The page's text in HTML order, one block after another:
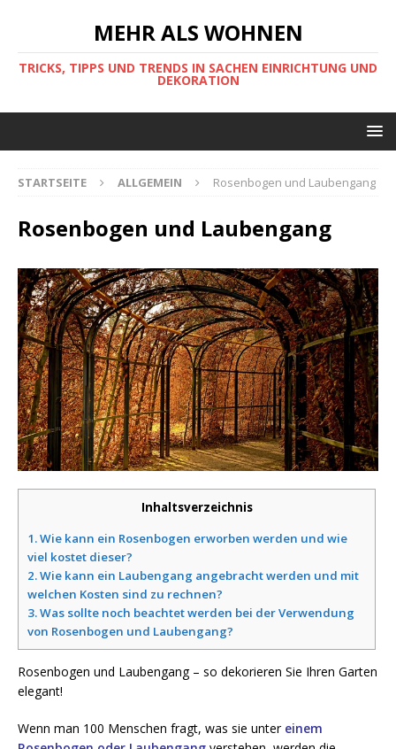
MEHR ALS WOHNEN
TRICKS, TIPPS UND TRENDS IN SACHEN EINRICHTUNG UND
DEKORATION
STARTSEITE ALLGEMEIN Rosenbogen und Laubengang
Rosenbogen und Laubengang
Inhaltsverzeichnis
1.Wie kann ein Rosenbogen erworben werden und wie
viel kostet dieser?
2.Wie kann ein Laubengang angebracht werden und mit
welchen Kosten sind zu rechnen?
3.Was sollte noch beachtet werden bei der Verwendung
von Rosenbogen und Laubengang?
Rosenbogen und Laubengang – so dekorieren Sie Ihren Garten
elegant!
Wenn man 100 Menschen fragt, was sie unter einem